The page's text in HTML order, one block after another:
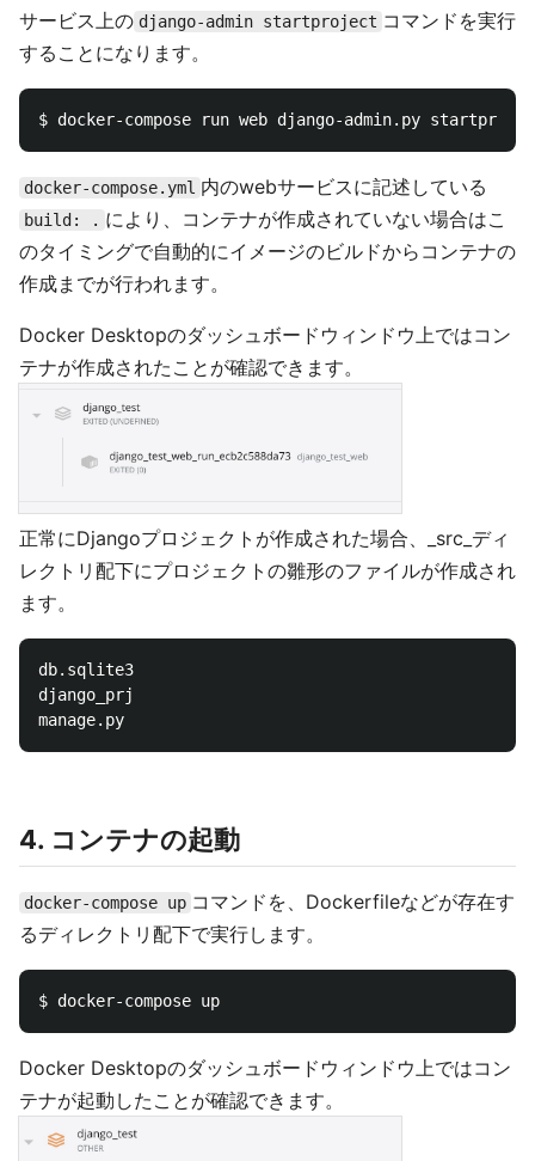
サービス上の django-admin startproject コマンドを実行
することになります。
docker-compose.yml 内のwebサービスに記述している
build: . により、コンテナが作成されていない場合はこ
のタイミングで自動的にイメージのビルドからコンテナの
作成までが行われます。
Docker Desktopのダッシュボードウィンドウ上ではコン
テナが作成されたことが確認できます。
正常にDjangoプロジェクトが作成された場合、_src_ディ
レクトリ配下にプロジェクトの雛形のファイルが作成され
ます。
db.sqlite3
django_prj
4. コンテナの起動
docker-compose up コマンドを、Dockerfileなどが存在す
るディレクトリ配下で実行します。
Docker Desktopのダッシュボードウィンドウ上ではコン
テナが起動したことが確認できます。